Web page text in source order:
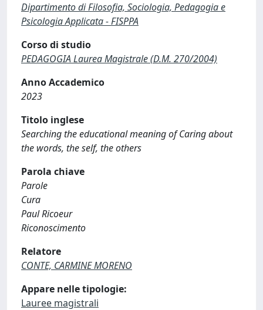
Dipartimento di Filosofia, Sociologia, Pedagogia e
Psicologia Applicata - FISPPA
Corso di studio
PEDAGOGIA Laurea Magistrale (D.M. 270/2004)
Anno Accademico
2023
Titolo inglese
Searching the educational meaning of Caring about
the words, the self, the others
Parola chiave
Parole
Cura
Paul Ricoeur
Riconoscimento
Relatore
CONTE, CARMINE MORENO
Appare nelle tipologie:
Lauree magistrali